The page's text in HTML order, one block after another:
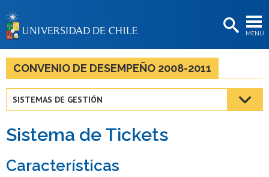
MENÚ
BIBLIOTECAS
LA UNIVERSIDAD
Estudiantes
Académicas/os
CONVENIO DE DESEMPEÑO 2008-2011
SISTEMAS DE GESTIÓN
Sistema de Tickets
Características